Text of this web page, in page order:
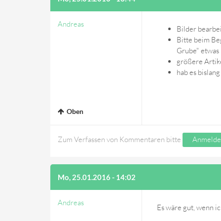
Andreas
Bilder
Bitte beim
Grube"
größere
hab es
Oben
Zum Verfassen von Kommentaren bitte
Mo, 25.01.2016 - 14:02
Andreas
Es wäre gut, wenn